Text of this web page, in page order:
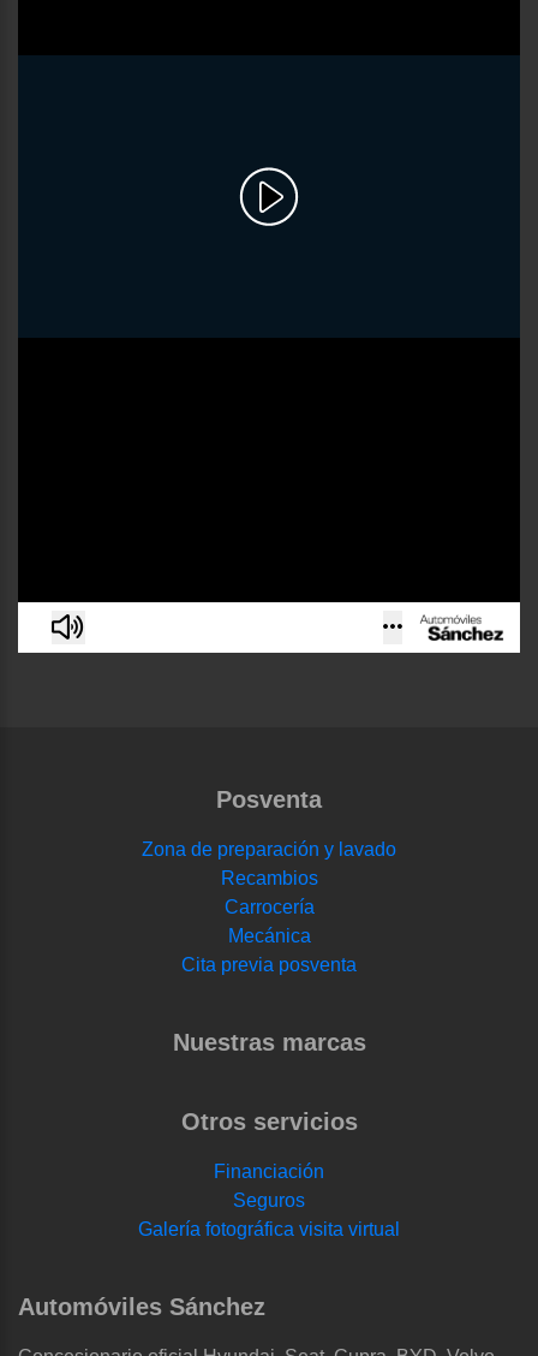
Posventa
Zona de preparación y lavado
Recambios
Carrocería
Mecánica
Cita previa posventa
Nuestras marcas
Otros servicios
Financiación
Seguros
Galería fotográfica visita virtual
Automóviles Sánchez